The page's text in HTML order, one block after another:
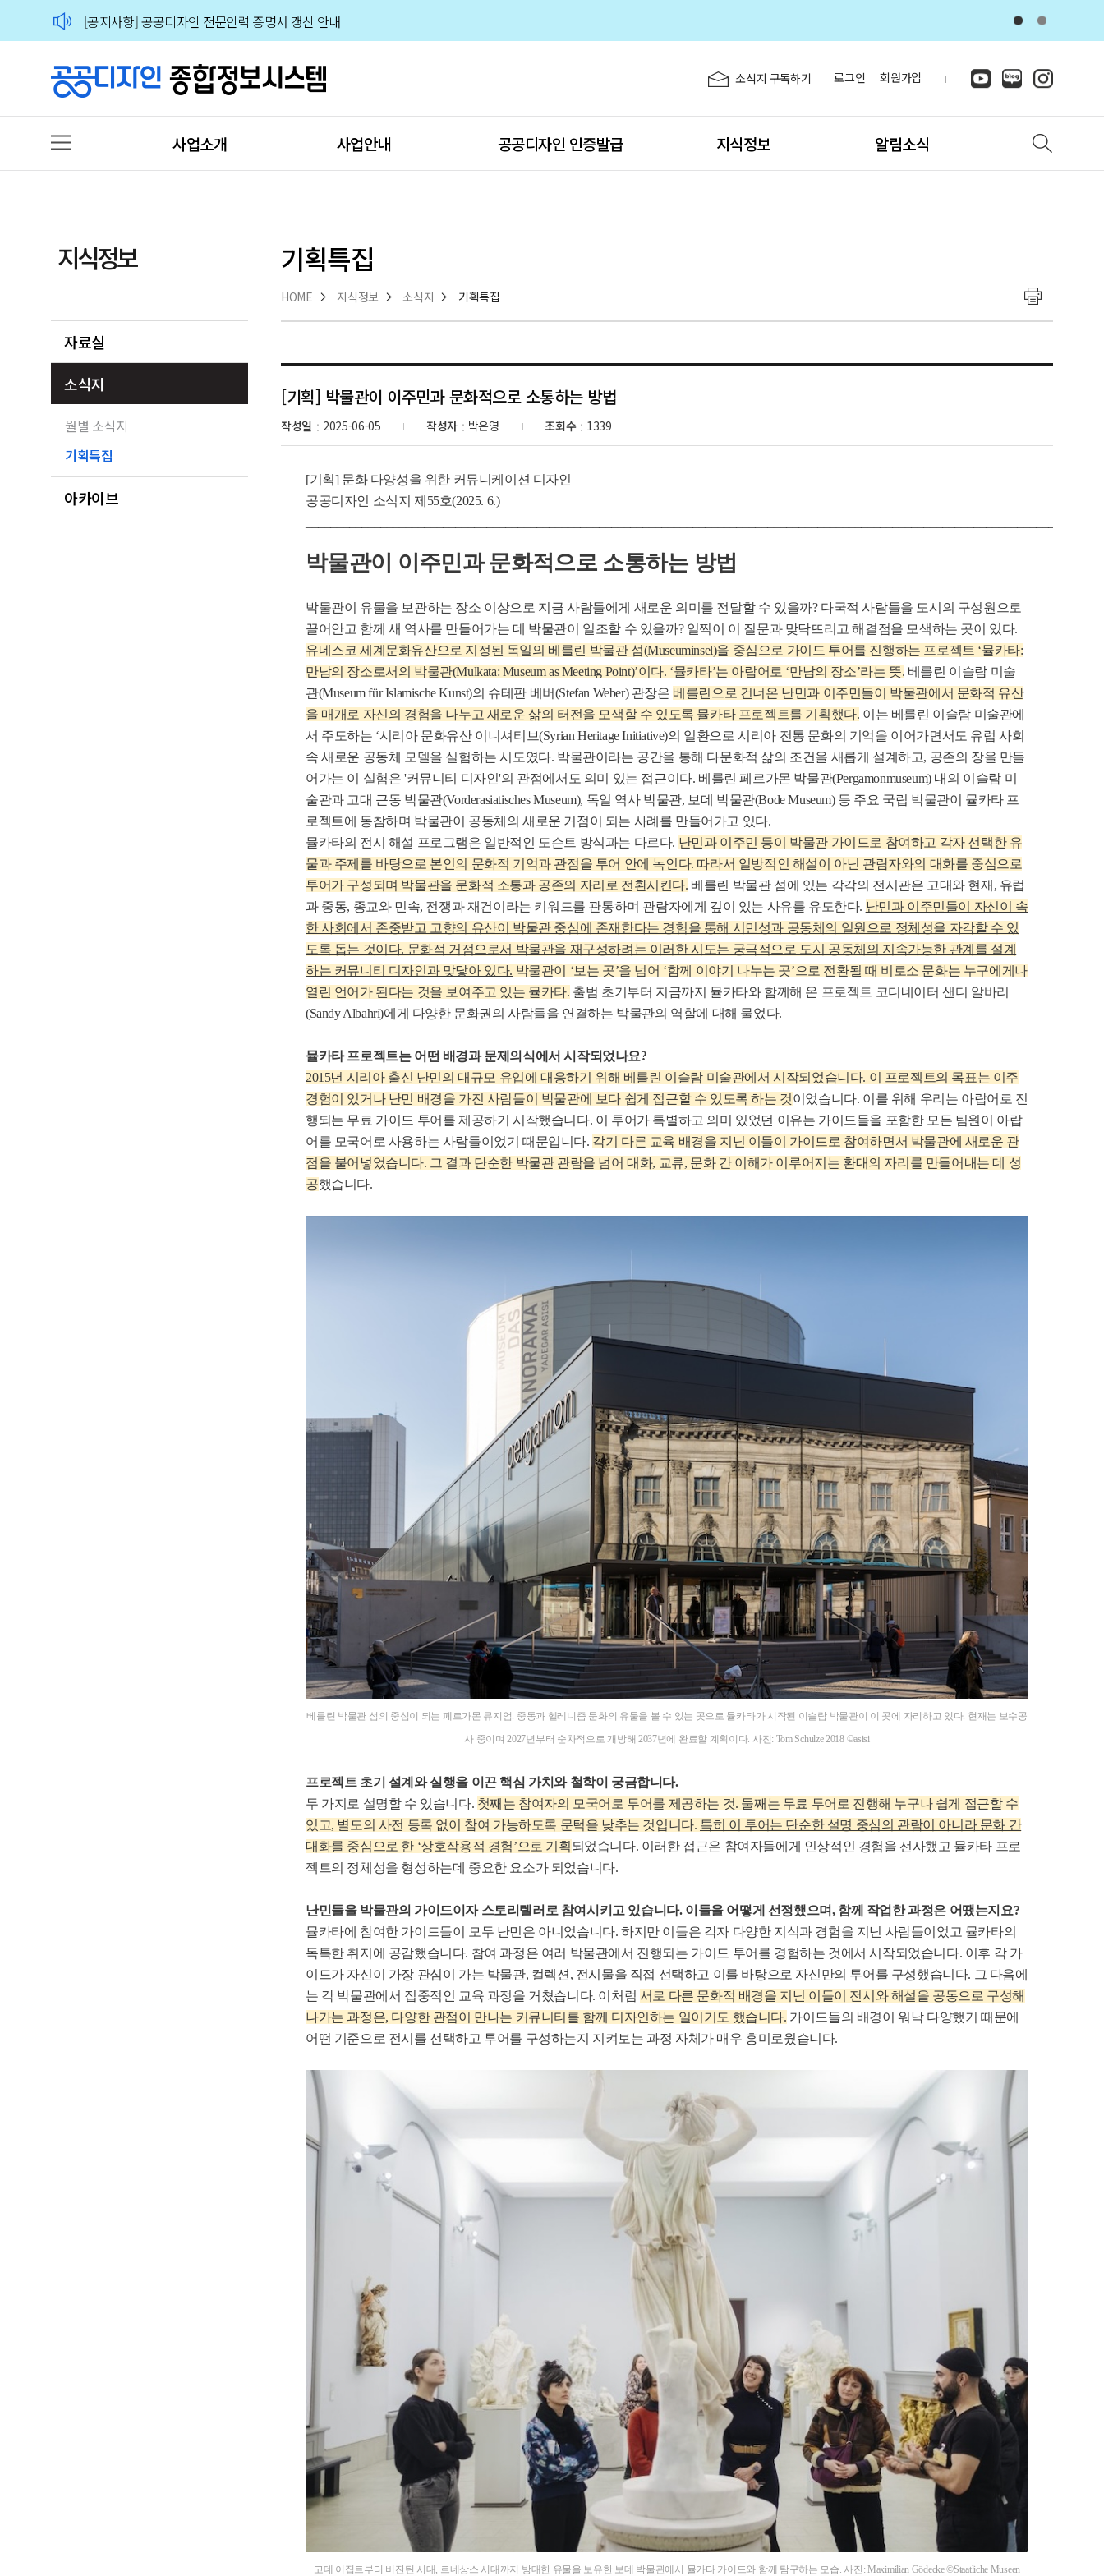
🙋‍♀️🙋‍♂️2026 공공디자인 분야 전문가 인력풀 상시 모집 공고
[공지사항] 공공디자인 전문인력 증명서 갱신 안내
소식지 구독하기 로그인 회원가입
사업소개 사업안내 공공디자인 인증발급 지식정보 알림소식
지식정보
자료실
소식지
월별 소식지
기획특집
아카이브
기획특집
HOME 지식정보 소식지 기획특집
[기획] 박물관이 이주민과 문화적으로 소통하는 방법
작성일 : 2025-06-05 작성자 : 박은영 조회수 : 1339
[기획] 문화 다양성을 위한 커뮤니케이션 디자인
공공디자인 소식지 제55호(2025. 6.)
박물관이 이주민과 문화적으로 소통하는 방법
박물관이 유물을 보관하는 장소 이상으로 지금 사람들에게 새로운 의미를 전달할 수 있을까? 다국적 사람들을 도시의 구성원으로
끌어안고 함께 새 역사를 만들어가는 데 박물관이 일조할 수 있을까? 일찍이 이 질문과 맞닥뜨리고 해결점을 모색하는 곳이 있다.
유네스코 세계문화유산으로 지정된 독일의 베를린 박물관 섬(Museuminsel)을 중심으로 가이드 투어를 진행하는 프로젝트 ‘뮬카타:
만남의 장소로서의 박물관(Mulkata: Museum as Meeting Point)’이다. ‘뮬카타’는 아랍어로 ‘만남의 장소’라는 뜻. 베를린 이슬람 미술
관(Museum für Islamische Kunst)의 슈테판 베버(Stefan Weber) 관장은 베를린으로 건너온 난민과 이주민들이 박물관에서 문화적 유산
을 매개로 자신의 경험을 나누고 새로운 삶의 터전을 모색할 수 있도록 뮬카타 프로젝트를 기획했다. 이는 베를린 이슬람 미술관에
서 주도하는 ‘시리아 문화유산 이니셔티브(Syrian Heritage Initiative)의 일환으로 시리아 전통 문화의 기억을 이어가면서도 유럽 사회
속 새로운 공동체 모델을 실험하는 시도였다. 박물관이라는 공간을 통해 다문화적 삶의 조건을 새롭게 설계하고, 공존의 장을 만들
어가는 이 실험은 '커뮤니티 디자인'의 관점에서도 의미 있는 접근이다. 베를린 페르가몬 박물관(Pergamonmuseum) 내의 이슬람 미
술관과 고대 근동 박물관(Vorderasiatisches Museum), 독일 역사 박물관, 보데 박물관(Bode Museum) 등 주요 국립 박물관이 뮬카타 프
로젝트에 동참하며 박물관이 공동체의 새로운 거점이 되는 사례를 만들어가고 있다.
뮬카타의 전시 해설 프로그램은 일반적인 도슨트 방식과는 다르다. 난민과 이주민 등이 박물관 가이드로 참여하고 각자 선택한 유
물과 주제를 바탕으로 본인의 문화적 기억과 관점을 투어 안에 녹인다. 따라서 일방적인 해설이 아닌 관람자와의 대화를 중심으로
투어가 구성되며 박물관을 문화적 소통과 공존의 자리로 전환시킨다. 베를린 박물관 섬에 있는 각각의 전시관은 고대와 현재, 유럽
과 중동, 종교와 민속, 전쟁과 재건이라는 키워드를 관통하며 관람자에게 깊이 있는 사유를 유도한다. 난민과 이주민들이 자신이 속
한 사회에서 존중받고 고향의 유산이 박물관 중심에 존재한다는 경험을 통해 시민성과 공동체의 일원으로 정체성을 자각할 수 있
도록 돕는 것이다. 문화적 거점으로서 박물관을 재구성하려는 이러한 시도는 궁극적으로 도시 공동체의 지속가능한 관계를 설계
하는 커뮤니티 디자인과 맞닿아 있다. 박물관이 ‘보는 곳’을 넘어 ‘함께 이야기 나누는 곳’으로 전환될 때 비로소 문화는 누구에게나
열린 언어가 된다는 것을 보여주고 있는 뮬카타. 출범 초기부터 지금까지 뮬카타와 함께해 온 프로젝트 코디네이터 샌디 알바리
(Sandy Albahri)에게 다양한 문화권의 사람들을 연결하는 박물관의 역할에 대해 물었다.
뮬카타 프로젝트는 어떤 배경과 문제의식에서 시작되었나요?
2015년 시리아 출신 난민의 대규모 유입에 대응하기 위해 베를린 이슬람 미술관에서 시작되었습니다. 이 프로젝트의 목표는 이주
경험이 있거나 난민 배경을 가진 사람들이 박물관에 보다 쉽게 접근할 수 있도록 하는 것이었습니다. 이를 위해 우리는 아랍어로 진
행되는 무료 가이드 투어를 제공하기 시작했습니다. 이 투어가 특별하고 의미 있었던 이유는 가이드들을 포함한 모든 팀원이 아랍
어를 모국어로 사용하는 사람들이었기 때문입니다. 각기 다른 교육 배경을 지닌 이들이 가이드로 참여하면서 박물관에 새로운 관
점을 불어넣었습니다. 그 결과 단순한 박물관 관람을 넘어 대화, 교류, 문화 간 이해가 이루어지는 환대의 자리를 만들어내는 데 성
공했습니다.
베를린 박물관 섬의 중심이 되는 페르가몬 뮤지엄. 중동과 헬레니즘 문화의 유물을 볼 수 있는 곳으로 뮬카타가 시작된 이슬람 박물관이 이 곳에 자리하고 있다. 현재는 보수공
사 중이며 2027년부터 순차적으로 개방해 2037년에 완료할 계획이다. 사진: Tom Schulze 2018 ©asisi
프로젝트 초기 설계와 실행을 이끈 핵심 가치와 철학이 궁금합니다.
두 가지로 설명할 수 있습니다. 첫째는 참여자의 모국어로 투어를 제공하는 것. 둘째는 무료 투어로 진행해 누구나 쉽게 접근할 수
있고, 별도의 사전 등록 없이 참여 가능하도록 문턱을 낮추는 것입니다. 특히 이 투어는 단순한 설명 중심의 관람이 아니라 문화 간
대화를 중심으로 한 ‘상호작용적 경험’으로 기획되었습니다. 이러한 접근은 참여자들에게 인상적인 경험을 선사했고 뮬카타 프로
젝트의 정체성을 형성하는데 중요한 요소가 되었습니다.
난민들을 박물관의 가이드이자 스토리텔러로 참여시키고 있습니다. 이들을 어떻게 선정했으며, 함께 작업한 과정은 어땠는지요?
뮬카타에 참여한 가이드들이 모두 난민은 아니었습니다. 하지만 이들은 각자 다양한 지식과 경험을 지닌 사람들이었고 뮬카타의
독특한 취지에 공감했습니다. 참여 과정은 여러 박물관에서 진행되는 가이드 투어를 경험하는 것에서 시작되었습니다. 이후 각 가
이드가 자신이 가장 관심이 가는 박물관, 컬렉션, 전시물을 직접 선택하고 이를 바탕으로 자신만의 투어를 구성했습니다. 그 다음에
는 각 박물관에서 집중적인 교육 과정을 거쳤습니다. 이처럼 서 로 다른 문화적 배경을 지닌 이들이 전시와 해설을 공동으로 구성해
나가는 과정은, 다양한 관점이 만나는 커뮤니티를 함께 디자인하는 일이기도 했습니다. 가이드들의 배경이 워낙 다양했기 때문에
어떤 기준으로 전시를 선택하고 투어를 구성하는지 지켜보는 과정 자체가 매우 흥미로웠습니다.
고데 이집트부터 비잔틴 시대, 르네상스 시대까지 방대한 유물을 보유한 보데 박물관에서 뮬카타 가이드와 함께 탐구하는 모습. 사진: Maximilian Gödecke ©Staatliche Museen